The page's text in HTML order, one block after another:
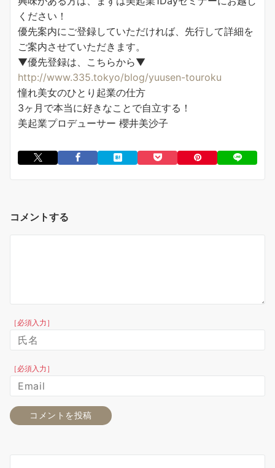
ください！
優先案内にご登録していただければ、先行して詳細を
ご案内させていただきます。
▼優先登録は、こちらから▼
http://www.335.tokyo/blog/yuusen-touroku
憧れ美女のひとり起業の仕方
3ヶ月で本当に好きなことで自立する！
美起業プロデューサー 櫻井美沙子
コメントする
［必須入力］
［必須入力］